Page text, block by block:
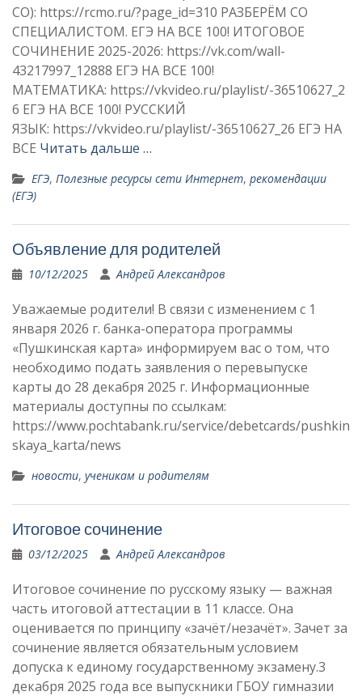
СО): https://rcmo.ru/?page_id=310 РАЗБЕРЁМ СО
СПЕЦИАЛИСТОМ. ЕГЭ НА ВСЕ 100! ИТОГОВОЕ
СОЧИНЕНИЕ 2025-2026: https://vk.com/wall-
43217997_12888 ЕГЭ НА ВСЕ 100!
МАТЕМАТИКА: https://vkvideo.ru/playlist/-36510627_2
6 ЕГЭ НА ВСЕ 100! РУССКИЙ
ЯЗЫК: https://vkvideo.ru/playlist/-36510627_26 ЕГЭ НА
ВСЕ Читать дальше …
ЕГЭ, Полезные ресурсы сети Интернет, рекомендации
(ЕГЭ)
Объявление для родителей
10/12/2025 Андрей Александров
Уважаемые родители! В связи с изменением с 1
января 2026 г. банка-оператора программы
«Пушкинская карта» информируем вас о том, что
необходимо подать заявления о перевыпуске
карты до 28 декабря 2025 г. Информационные
материалы доступны по ссылкам:
https://www.pochtabank.ru/service/debetcards/pushkin
skaya_karta/news
новости, ученикам и родителям
Итоговое сочинение
03/12/2025 Андрей Александров
Итоговое сочинение по русскому языку — важная
часть итоговой аттестации в 11 классе. Она
оценивается по принципу «зачёт/незачёт». Зачет за
сочинение является обязательным условием
допуска к единому государственному экзамену.3
декабря 2025 года все выпускники ГБОУ гимназии